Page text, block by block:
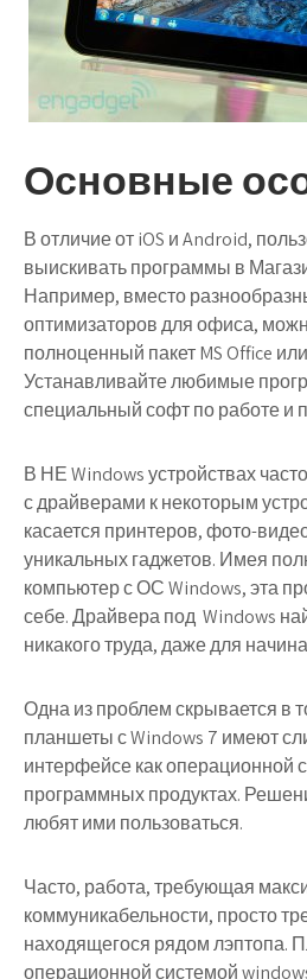
Основные
В отличие от iOS и Android,
выискивать программы в
Например, вместо
оптимизаторов для офиса,
полноценный пакет MS Office
Устанавливайте любимые
специальный софт по работе и
В НЕ Windows устройствах
с драйверами к некоторым
касается принтеров, фото-
уникальных гаджетов. Имея
компьютер с ОС Windows, эта
себе. Драйвера под Windows
никакого труда, даже для
Одна из проблем скрывается в
планшеты с Windows 7 имеют
интерфейсе как операционной
программных продуктах.
любят ими пользоваться.
Часто, работа, требующая
коммуникабельности, просто
находящегося рядом лэптопа.
операционной системой